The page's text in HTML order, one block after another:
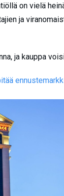
on vielä
ja
ja kauppa